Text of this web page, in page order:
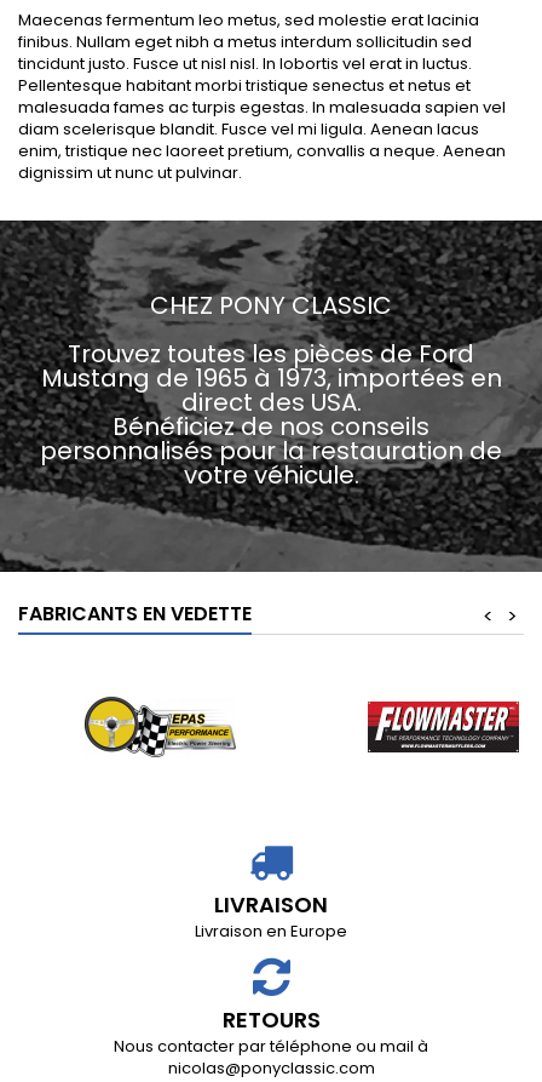
Maecenas fermentum leo metus, sed molestie erat lacinia
finibus. Nullam eget nibh a metus interdum sollicitudin sed
tincidunt justo. Fusce ut nisl nisl. In lobortis vel erat in luctus.
Pellentesque habitant morbi tristique senectus et netus et
malesuada fames ac turpis egestas. In malesuada sapien vel
diam scelerisque blandit. Fusce vel mi ligula. Aenean lacus
enim, tristique nec laoreet pretium, convallis a neque. Aenean
dignissim ut nunc ut pulvinar.
CHEZ PONY CLASSIC
Trouvez toutes les pièces de Ford
Mustang de 1965 à 1973, importées en
direct des USA.
Bénéficiez de nos conseils
personnalisés pour la restauration de
votre véhicule.
FABRICANTS EN VEDETTE >
<
LIVRAISON
Livraison en Europe
RETOURS
Nous contacter par téléphone ou mail à
nicolas@ponyclassic.com